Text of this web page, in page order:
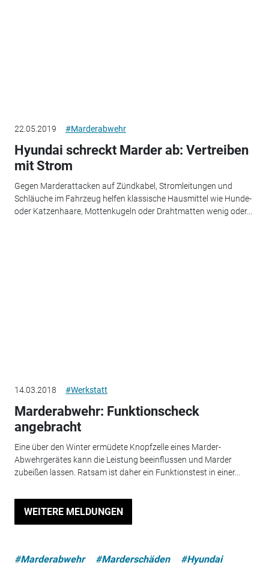
22.05.2019 #Marderabwehr
Hyundai schreckt Marder ab: Vertreiben
mit Strom
Gegen Marderattacken auf Zündkabel, Stromleitungen und
Schläuche im Fahrzeug helfen klassische Hausmittel wie Hunde-
oder Katzenhaare, Mottenkugeln oder Drahtmatten wenig oder...
14.03.2018 #Werkstatt
Marderabwehr: Funktionscheck
angebracht
Eine über den Winter ermüdete Knopfzelle eines Marder-
Abwehrgerätes kann die Leistung beeinflussen und Marder
zubeißen lassen. Ratsam ist daher ein Funktionstest in einer...
WEITERE MELDUNGEN
#Marderabwehr #Marderschäden #Hyundai